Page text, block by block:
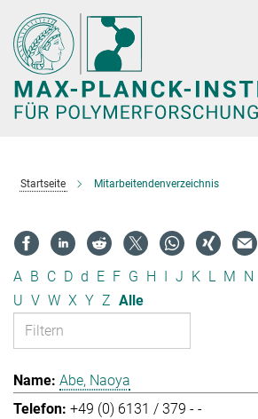
Hauptinhalt
Startseite Mitarbeitendenverzeichnis
A B C D d E F G H I J K L M N
U V W X Y Z Alle
Abe, Naoya
+49 (0) 6131 / 379 - -